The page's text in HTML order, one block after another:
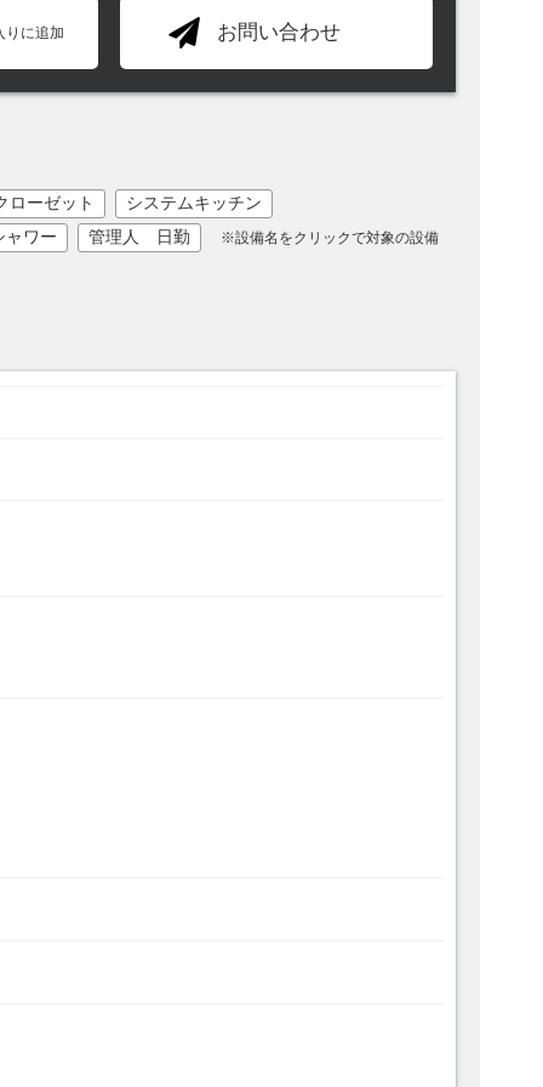
りに追加 お問い合わせ
ローゼット
システムキッチン
ャワー 管理人 日勤
※設備名をクリックで対象の設備